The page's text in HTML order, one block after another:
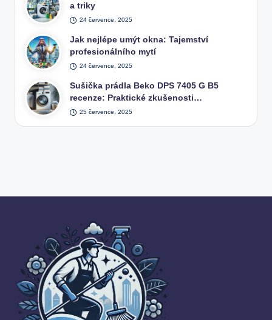
a triky
24 července, 2025
Jak nejlépe umýt okna: Tajemství
profesionálního mytí
24 července, 2025
Sušička prádla Beko DPS 7405 G B5
recenze: Praktické zkušenosti…
25 července, 2025